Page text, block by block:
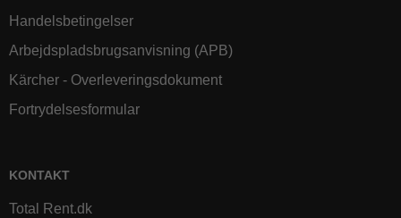
Handelsbetingelser
Arbejdspladsbrugsanvisning (APB)
Kärcher - Overleveringsdokument
Fortrydelsesformular
KONTAKT
Total Rent.dk